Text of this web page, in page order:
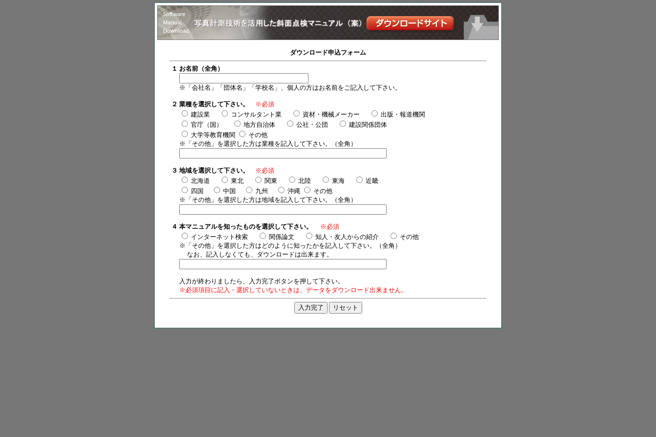
ダウンロード申込フォーム
１ お名前（全角）
※「会社名」「団体名」「学校名」、個人の方はお名前をご記入して下さい。
２ 業種を選択して下さい。
※必須
建設業
コンサルタント業 資材・機械メーカー
出版・報道機関
官庁（国）
地方自治体 公社・公団
建設関係団体
大学等教育機関
その他
※「その他」を選択した方は業種を記入して下さい。（全角）
３ 地域を選択して下さい。
※必須
北海道
東北 関東 北陸 東海
近畿
四国
中国 九州 沖縄
その他
※「その他」を選択した方は地域を記入して下さい。（全角）
４ 本マニュアルを知ったものを選択して下さい。
※必須
インターネット検索
関係論文 知人・友人からの紹介
その他
※「その他」を選択した方はどのように知ったかを記入して下さい。（全角）
なお、記入しなくても、ダウンロードは出来ます。
入力が終わりましたら、入力完了ボタンを押して下さい。
※必須項目に記入・選択していないときは、データをダウンロード出来ません。